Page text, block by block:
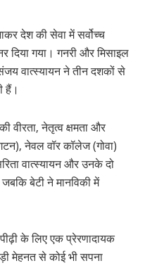
देश की सेवा में सर्वोच्च
दिया गया। गनरी और मिसाइल
वात्स्यायन ने तीन दशकों से
हैं।
वीरता, नेतृत्व क्षमता और
नेवल वॉर कॉलेज (गोवा)
वात्स्यायन और उनके दो
बेटी ने मानविकी में
के लिए एक प्रेरणादायक
मेहनत से कोई भी सपना